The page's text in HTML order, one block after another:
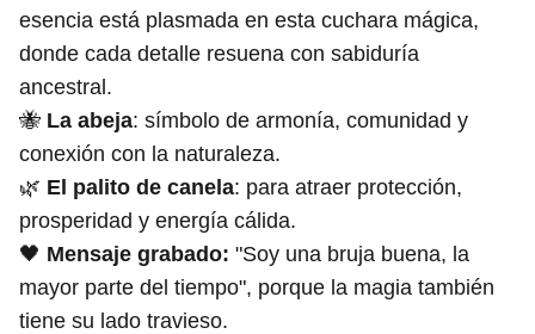
esencia está plasmada en esta cuchara mágica,
donde cada detalle resuena con sabiduría
ancestral.
🐝 La abeja: símbolo de armonía, comunidad y
conexión con la naturaleza.
🌿 El palito de canela: para atraer protección,
prosperidad y energía cálida.
🖤 Mensaje grabado: "Soy una bruja buena, la
mayor parte del tiempo", porque la magia también
tiene su lado travieso.